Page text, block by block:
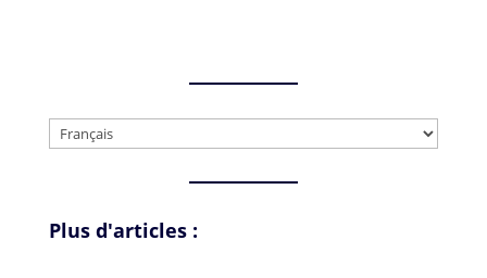
Choisir
Plus d'articles :